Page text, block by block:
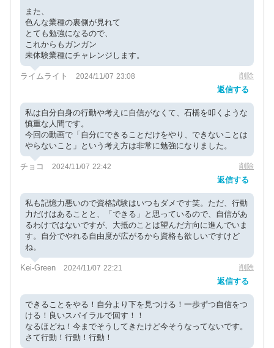
また、
色んな業種の裏側が見れて
とても勉強になるので、
これからもガンガン
未体験業種にチャレンジします。
ライムライト 2024/11/07 23:08 削除
返信する
私は自分自身の行動や考えに自信がなくて、石橋を叩くような
慎重な人間です。
今回の動画で「自分にできることだけをやり、できないことは
やらないこと」という考え方は非常に勉強になりました。
チョコ 2024/11/07 22:42 削除
返信する
私も記憶力悪いので資格試験はいつもダメです笑。ただ、行動
力だけはあることと、「できる」と思っているので、自信があ
るわけではないですが、大抵のことは望んだ方向に進んでいま
す。自分でやれる自由度が広がるから資格も欲しいですけど
ね。
Kei-Green 2024/11/07 22:21 削除
返信する
できることをやる！自分より下を見つける！一歩ずつ自信をつ
ける！良いスパイラルで回す！！
なるほどね！今までそうしてきたけど今そうなってないです。
さて行動！行動！行動！